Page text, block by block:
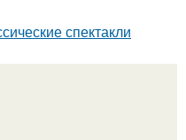
спектакли